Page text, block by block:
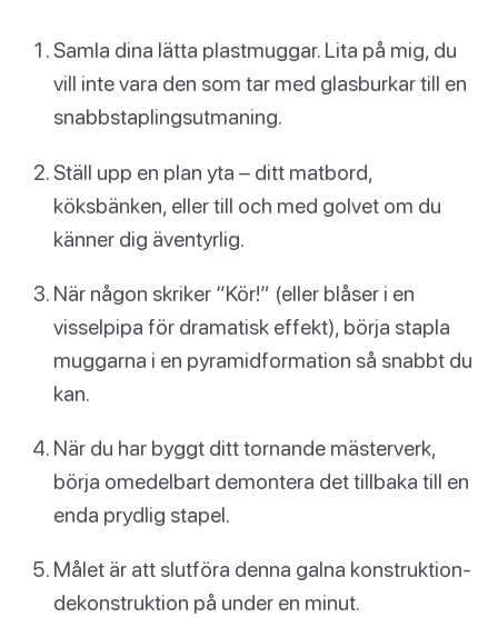
Samla dina lätta plastmuggar. Lita på mig, du
vill inte vara den som tar med glasburkar till en
snabbstaplingsutmaning.
Ställ upp en plan yta – ditt matbord,
köksbänken, eller till och med golvet om du
känner dig äventyrlig.
När någon skriker “Kör!” (eller blåser i en
visselpipa för dramatisk effekt), börja stapla
muggarna i en pyramidformation så snabbt du
kan.
När du har byggt ditt tornande mästerverk,
börja omedelbart demontera det tillbaka till en
enda prydlig stapel.
Målet är att slutföra denna galna konstruktion-
dekonstruktion på under en minut.